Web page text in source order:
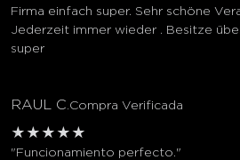
Firma einfach super. Sehr schöne
Jederzeit immer wieder . Besitze
super
RAUL C.Compra Verificada
★ ★ ★ ★ ★
"Funcionamiento perfecto."